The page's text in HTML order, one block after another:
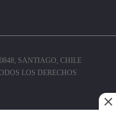
SANTIAGO, CHILE
LOS DERECHOS